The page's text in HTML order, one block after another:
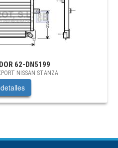
62-DN5199
NISSAN STANZA